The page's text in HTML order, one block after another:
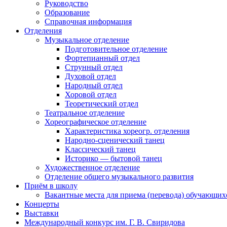
Руководство
Образование
Справочная информация
Отделения
Музыкальное отделение
Подготовительное отделение
Фортепианный отдел
Струнный отдел
Духовой отдел
Народный отдел
Хоровой отдел
Теоретический отдел
Театральное отделение
Хореографическое отделение
Характеристика хореогр. отделения
Народно-сценический танец
Классический танец
Историко — бытовой танец
Художественное отделение
Отделение общего музыкального развития
Приём в школу
Вакантные места для приема (перевода)
Концерты
Выставки
Международный конкурс им. Г. В. Свиридова